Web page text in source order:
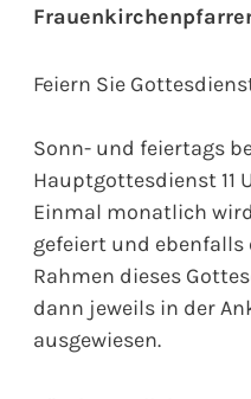
Feiern Sie
Sonn- und feiertags
Hauptgottesdienst 11
Einmal monatlich
gefeiert und
Rahmen dieses
dann jeweils in der
ausgewiesen.